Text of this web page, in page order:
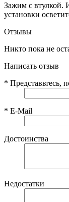
Зажим с втулкой.
установки
Отзывы
Никто пока не
Написать отзыв
* Представьтесь,
* E-Mail
Достоинства
Недостатки